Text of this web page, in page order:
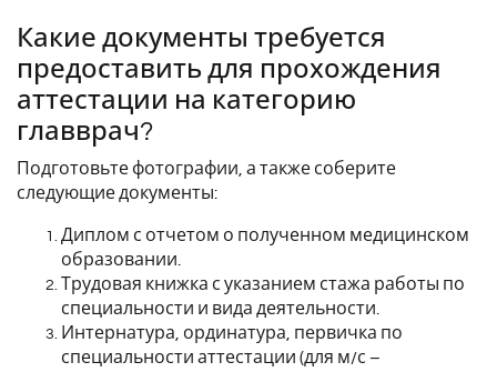
Какие документы требуется
предоставить для прохождения
аттестации на категорию
главврач?
Подготовьте фотографии, а также соберите
следующие документы:
Диплом с отчетом о полученном медицинском
образовании.
Трудовая книжка с указанием стажа работы по
специальности и вида деятельности.
Интернатура, ординатура, первичка по
специальности аттестации (для м/с –